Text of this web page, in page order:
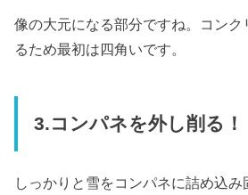
像の大元になる部分ですね。コンク
るため最初は四角いです。
3.コンパネを外し削る！
しっかりと雪をコンパネに詰め込